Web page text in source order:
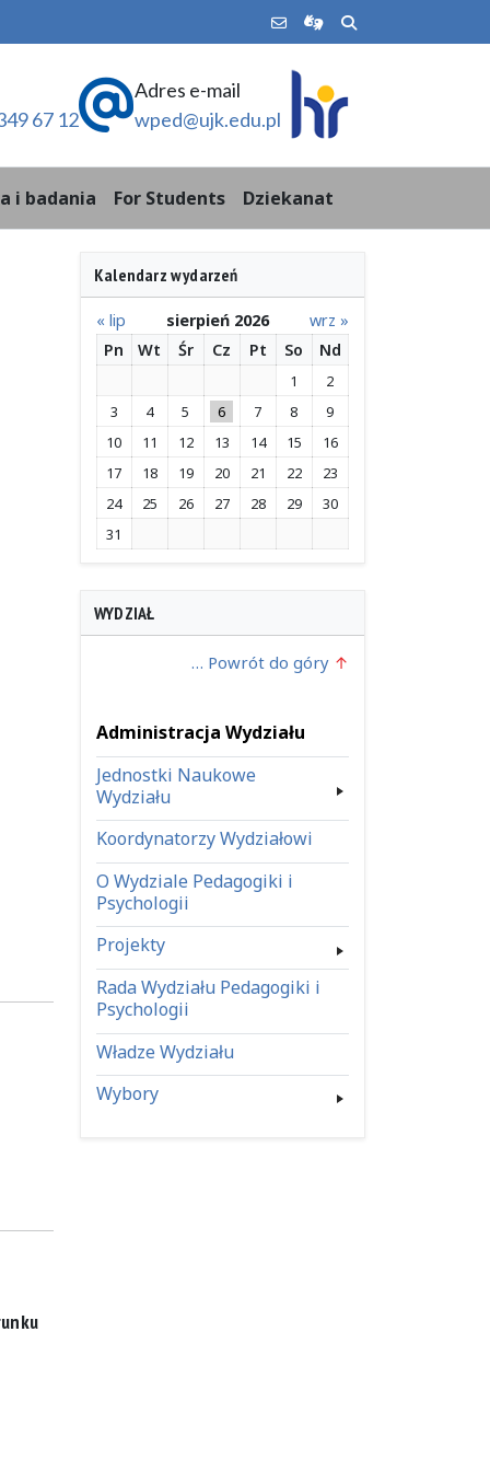
67 12
Adres e-mail
wped@ujk.edu.pl
i badania For Students Dziekanat
Kalendarz wydarzeń
« lip sierpień 2026
wrz »
Pn
Wt Śr Cz Pt So Nd
1
2
3
4 5 6 7 8
9
10
11 12 13 14 15
16
17
18 19 20 21 22
23
24
25 26 27 28 29
30
31
WYDZIAŁ
… Powrót do góry
Administracja Wydziału
Jednostki Naukowe
Wydziału
Koordynatorzy Wydziałowi
O Wydziale Pedagogiki i
Psychologii
Projekty
Rada Wydziału Pedagogiki i
Psychologii
Władze Wydziału
Wybory